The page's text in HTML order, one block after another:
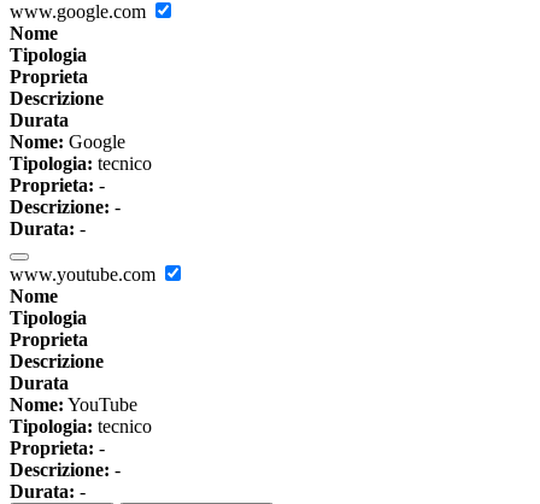
www.google.com
Nome
Tipologia
Proprieta
Descrizione
Durata
Nome: Google
Tipologia: tecnico
Proprieta: -
Descrizione: -
Durata: -
www.youtube.com
Nome
Tipologia
Proprieta
Descrizione
Durata
Nome: YouTube
Tipologia: tecnico
Proprieta: -
Descrizione: -
Durata: -